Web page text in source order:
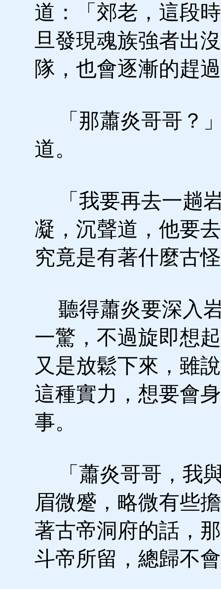
道：「郊老，這段
旦發現魂族強者出
隊，也會逐漸的趕
「那蕭炎哥哥？
道。
「我要再去一趟
凝，沉聲道，他要
究竟是有著什麼古
聽得蕭炎要深入
一驚，不過旋即想
又是放鬆下來，雖
這種實力，想要會
事。
「蕭炎哥哥，我
眉微蹙，略微有些
著古帝洞府的話，
斗帝所留，總歸不